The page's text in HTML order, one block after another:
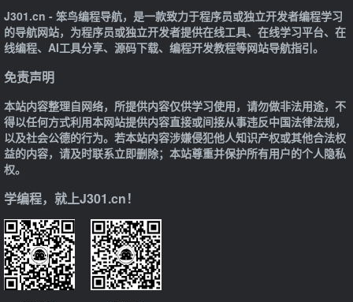
J301.cn - 笨鸟编程导航，是一款致力于程序员或独立开发者编程学习
的导航网站，为程序员或独立开发者提供在线工具、在线学习平台、在
线编程、AI工具分享、源码下载、编程开发教程等网站导航指引。
免责声明
本站内容整理自网络，所提供内容仅供学习使用，请勿做非法用途，不
得以任何方式利用本网站提供内容直接或间接从事违反中国法律法规，
以及社会公德的行为。若本站内容涉嫌侵犯他人知识产权或其他合法权
益的内容，请及时联系立即删除；本站尊重并保护所有用户的个人隐私
权。
学编程，就上J301.cn！